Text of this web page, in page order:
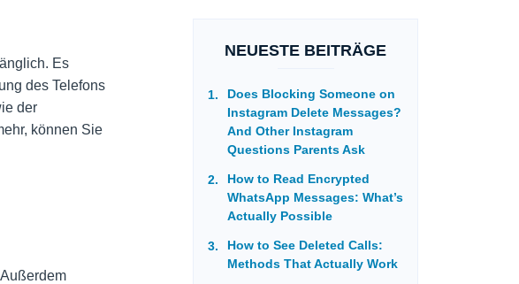
Es
des Telefons
der
können Sie
NEUESTE BEITRÄGE
Does Blocking Someone on
Instagram Delete Messages?
And Other Instagram
Questions Parents Ask
How to Read Encrypted
WhatsApp Messages: What’s
Actually Possible
How to See Deleted Calls:
Methods That Actually Work